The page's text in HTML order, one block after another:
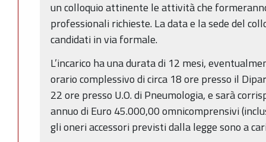
un colloquio attinente le attività che
professionali richieste. La data e la sede del
candidati in via formale.
L’incarico ha una durata di 12 mesi,
orario complessivo di circa 18 ore presso il
22 ore presso U.O. di Pneumologia, e sarà
annuo di Euro 45.000,00 omnicomprensivi
gli oneri accessori previsti dalla legge sono a